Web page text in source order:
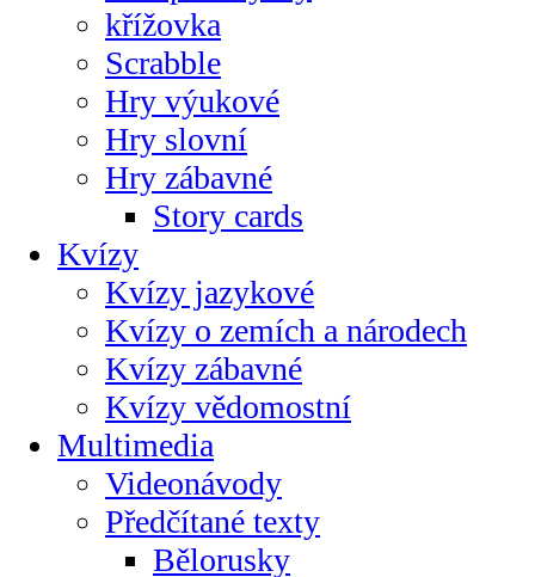
křížovka
Scrabble
Hry výukové
Hry slovní
Hry zábavné
Story cards
Kvízy
Kvízy jazykové
Kvízy o zemích a národech
Kvízy zábavné
Kvízy vědomostní
Multimedia
Videonávody
Předčítané texty
Bělorusky